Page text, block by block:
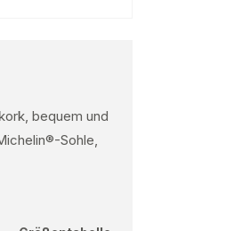
bequem und
Sohle,